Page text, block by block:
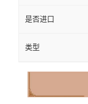
是否进口
类型